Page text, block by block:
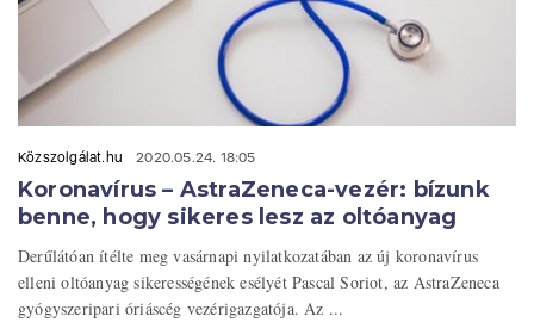
Közszolgálat.hu 2020.05.24. 18:05
Koronavírus – AstraZeneca-vezér: bízunk
benne, hogy sikeres lesz az oltóanyag
Derűlátóan ítélte meg vasárnapi nyilatkozatában az új koronavírus
elleni oltóanyag sikerességének esélyét Pascal Soriot, az AstraZeneca
gyógyszeripari óriáscég vezérigazgatója. Az ...